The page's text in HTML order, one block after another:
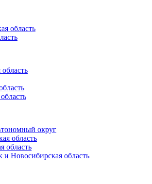
область
округ
область
область
и Новосибирская область